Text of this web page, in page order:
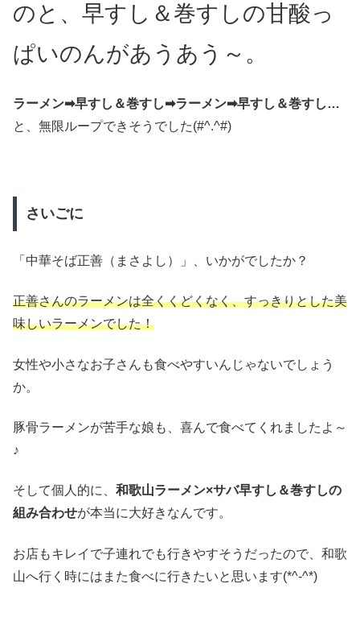
のと、早すし＆巻すしの甘酸っ
ぱいのんがあうあう～。
ラーメン➡早すし＆巻すし➡ラーメン➡早すし＆巻すし…
と、無限ループできそうでした(#^.^#)
さいごに
「中華そば正善（まさよし）」、いかがでしたか？
正善さんのラーメンは全くくどくなく、すっきりとした美
味しいラーメンでした！
女性や小さなお子さんも食べやすいんじゃないでしょう
か。
豚骨ラーメンが苦手な娘も、喜んで食べてくれましたよ～
♪
そして個人的に、 和歌山ラーメン×サバ早すし＆巻すしの
組み合わせが本当に大好きなんです。
お店もキレイで子連れでも行きやすそうだったので、和歌
山へ行く時にはまた食べに行きたいと思います(*^-^*)